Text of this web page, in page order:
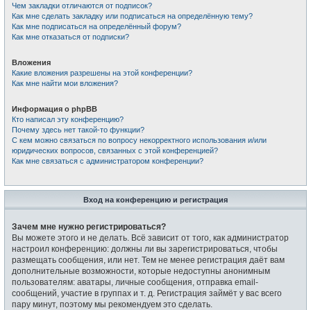
Чем закладки отличаются от подписок?
Как мне сделать закладку или подписаться на определённую тему?
Как мне подписаться на определённый форум?
Как мне отказаться от подписки?
Вложения
Какие вложения разрешены на этой конференции?
Как мне найти мои вложения?
Информация о phpBB
Кто написал эту конференцию?
Почему здесь нет такой-то функции?
С кем можно связаться по вопросу некорректного использования и/или
юридических вопросов, связанных с этой конференцией?
Как мне связаться с администратором конференции?
Вход на конференцию и регистрация
Зачем мне нужно регистрироваться?
Вы можете этого и не делать. Всё зависит от того, как администратор
настроил конференцию: должны ли вы зарегистрироваться, чтобы
размещать сообщения, или нет. Тем не менее регистрация даёт вам
дополнительные возможности, которые недоступны анонимным
пользователям: аватары, личные сообщения, отправка email-
сообщений, участие в группах и т. д. Регистрация займёт у вас всего
пару минут, поэтому мы рекомендуем это сделать.